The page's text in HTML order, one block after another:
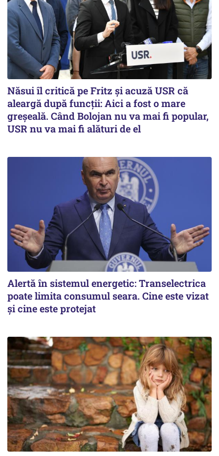
Năsui îl critică pe Fritz și acuză USR că
aleargă după funcții: Aici a fost o mare
greșeală. Când Bolojan nu va mai fi popular,
USR nu va mai fi alături de el
Alertă în sistemul energetic: Transelectrica
poate limita consumul seara. Cine este vizat
și cine este protejat